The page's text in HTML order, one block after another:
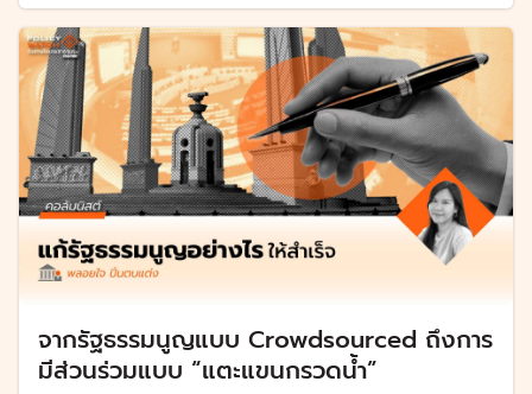
จากรัฐธรรมนูญแบบ Crowdsourced ถึงการ
มีส่วนร่วมแบบ “แตะแขนกรวดน้ำ”